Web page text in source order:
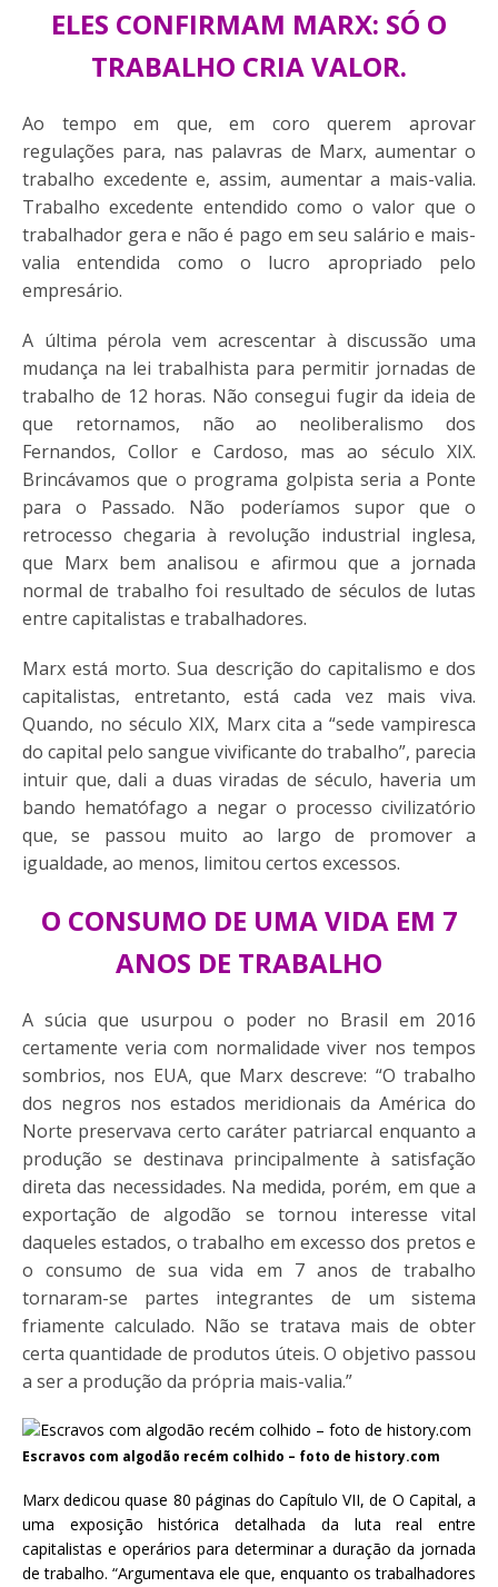
ELES CONFIRMAM MARX: SÓ O
TRABALHO CRIA VALOR.
Ao tempo em que, em coro querem aprovar
regulações para, nas palavras de Marx, aumentar o
trabalho excedente e, assim, aumentar a mais-valia.
Trabalho excedente entendido como o valor que o
trabalhador gera e não é pago em seu salário e mais-
valia entendida como o lucro apropriado pelo
empresário.
A última pérola vem acrescentar à discussão uma
mudança na lei trabalhista para permitir jornadas de
trabalho de 12 horas. Não consegui fugir da ideia de
que retornamos, não ao neoliberalismo dos
Fernandos, Collor e Cardoso, mas ao século XIX.
Brincávamos que o programa golpista seria a Ponte
para o Passado. Não poderíamos supor que o
retrocesso chegaria à revolução industrial inglesa,
que Marx bem analisou e afirmou que a jornada
normal de trabalho foi resultado de séculos de lutas
entre capitalistas e trabalhadores.
Marx está morto. Sua descrição do capitalismo e dos
capitalistas, entretanto, está cada vez mais viva.
Quando, no século XIX, Marx cita a “sede vampiresca
do capital pelo sangue vivificante do trabalho”, parecia
intuir que, dali a duas viradas de século, haveria um
bando hematófago a negar o processo civilizatório
que, se passou muito ao largo de promover a
igualdade, ao menos, limitou certos excessos.
O CONSUMO DE UMA VIDA EM 7
ANOS DE TRABALHO
A súcia que usurpou o poder no Brasil em 2016
certamente veria com normalidade viver nos tempos
sombrios, nos EUA, que Marx descreve: “O trabalho
dos negros nos estados meridionais da América do
Norte preservava certo caráter patriarcal enquanto a
produção se destinava principalmente à satisfação
direta das necessidades. Na medida, porém, em que a
exportação de algodão se tornou interesse vital
daqueles estados, o trabalho em excesso dos pretos e
o consumo de sua vida em 7 anos de trabalho
tornaram-se partes integrantes de um sistema
friamente calculado. Não se tratava mais de obter
certa quantidade de produtos úteis. O objetivo passou
a ser a produção da própria mais-valia.”
Escravos com algodão recém colhido – foto de history.com
Marx dedicou quase 80 páginas do Capítulo VII, de O Capital, a
uma exposição histórica detalhada da luta real entre
capitalistas e operários para determinar a duração da jornada
de trabalho. “Argumentava ele que, enquanto os trabalhadores